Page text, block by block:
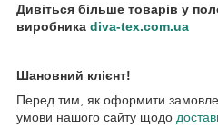
Дивіться більше товарів у
виробника diva-tex.com.ua
Шановний клієнт!
Перед тим, як оформити
умови нашого сайту щодо